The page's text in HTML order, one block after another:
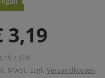
3,19
/ STK
MwSt. zzgl.Versandkosten